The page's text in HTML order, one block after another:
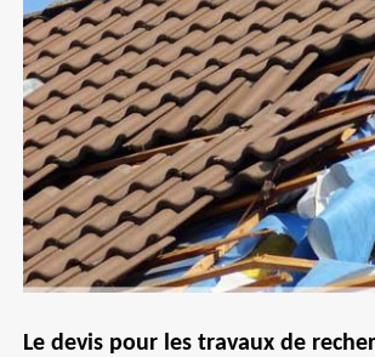
Le devis pour les travaux de